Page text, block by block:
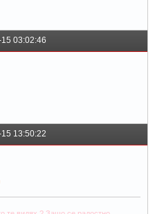
03:02:46
13:50:22